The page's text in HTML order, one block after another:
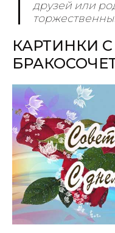
друзей или
КАРТИНКИ